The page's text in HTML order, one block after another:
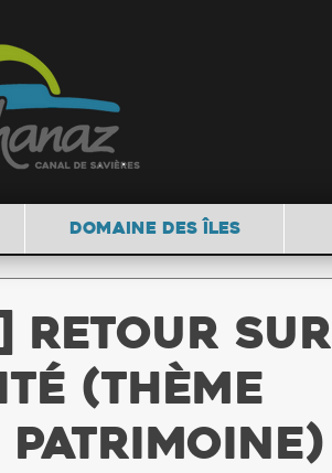
DOMAINE DES ÎLES
Retour sur
(thème